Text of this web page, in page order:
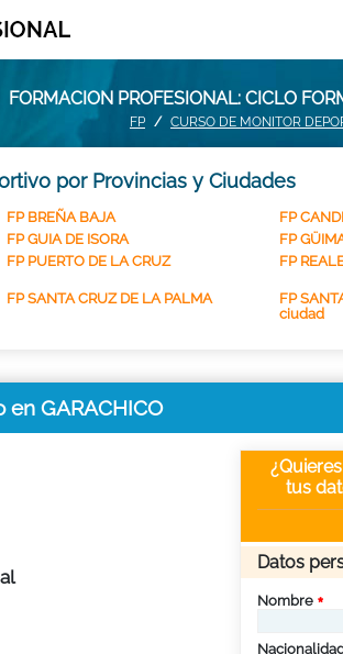
FORMACION PROFESIONAL: CICLO
FP CURSO DE MONITOR
por Provincias y Ciudades
FP BREÑA BAJA FP
FP GUIA DE ISORA FP
FP PUERTO DE LA CRUZ FP
FP SANTA CRUZ DE LA PALMA
FP
ciudad
GARACHICO
tus
Datos
Nombre